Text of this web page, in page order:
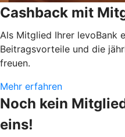
Cashback mit
Als Mitglied Ihrer levoBank
Beitragsvorteile und die
freuen.
Mehr erfahren
Noch kein
eins!